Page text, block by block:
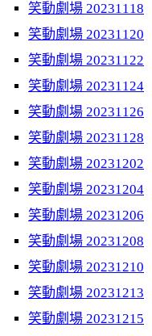
笑動劇場 20231118
笑動劇場 20231120
笑動劇場 20231122
笑動劇場 20231124
笑動劇場 20231126
笑動劇場 20231128
笑動劇場 20231202
笑動劇場 20231204
笑動劇場 20231206
笑動劇場 20231208
笑動劇場 20231210
笑動劇場 20231213
笑動劇場 20231215